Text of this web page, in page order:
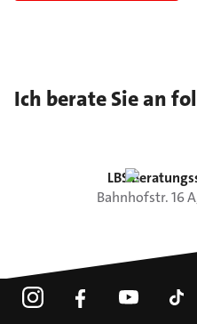
Ich berate Sie an
LBS
Bahnhofstr.16 A